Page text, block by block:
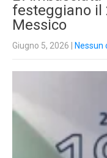
festeggiano il
Messico
Giugno 5, 2026 Nessun